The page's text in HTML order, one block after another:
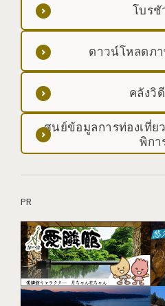
โบรชั
ดาวน์โหลดภา
คลังวิ
ศูนย์ข้อมูลการท่องเที่ย
พิกา
PR